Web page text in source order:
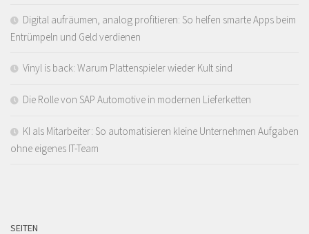
Digital aufräumen, analog profitieren: So helfen smarte Apps beim
Entrümpeln und Geld verdienen
Vinyl is back: Warum Plattenspieler wieder Kult sind
Die Rolle von SAP Automotive in modernen Lieferketten
KI als Mitarbeiter: So automatisieren kleine Unternehmen Aufgaben
ohne eigenes IT-Team
SEITEN